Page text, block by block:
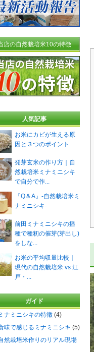
店の自然栽培米10の特徴
人気記事
お米にカビが生える原
因と３つのポイント
発芽玄米の作り方｜自
然栽培米ミナミニシキ
で自分で作...
『Q＆A』-自然栽培米ミ
ナミニシキ-
前田ミナミニシキの播
種で種籾の催芽(芽出し)
をしな...
お米の平均収量比較｜
現代の自然栽培米 vs 江
戸・...
ガイド
ミナミニシキの特徴 (4)
味で感じるミナミニシキ (5)
然栽培米作りのリアル現場